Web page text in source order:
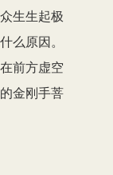
生生起极
么原因。
前方虚空
金刚手菩